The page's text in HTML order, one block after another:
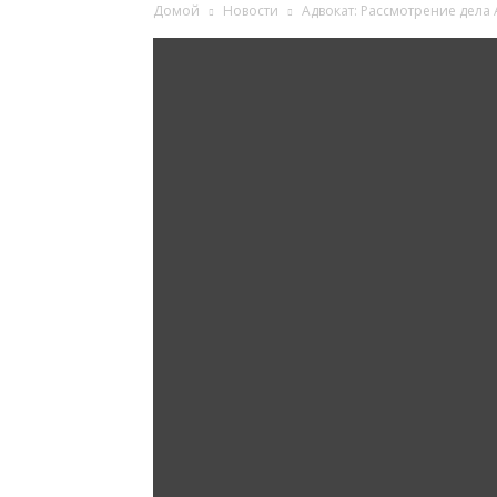
Ингушетии
Домой Новости Адвокат: Рассмотрение